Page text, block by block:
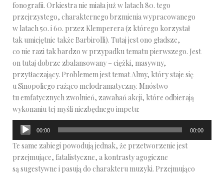
fonografii. Orkiestra nie miała już w latach 80. tego
przejrzystego, charakternego brzmienia wypracowanego
w latach 50. i 60. przez Klemperera (z którego korzystał
tak umiejętnie także Barbirolli). Tutaj jest ono gładsze,
co nie razi tak bardzo w przypadku tematu pierwszego. Jest
on tutaj dobrze zbalansowany – ciężki, masywny,
przytłaczający. Problemem jest temat Almy, który staje się
u Sinopoliego rażąco melodramatyczny. Mnóstwo
tu emfatycznych zwolnień, zawahań akcji, które odbierają
wykonaniu tej myśli niezbędnego impetu:
Odtwarzacz
plików
dźwiękowych
00:00 00:00
Te same zabiegi powodują jednak, że przetworzenie jest
przejmujące, fatalistyczne, a kontrasty agogiczne
są sugestywne i pasują do charakteru muzyki. Przejmująco